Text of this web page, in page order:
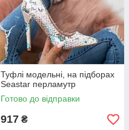
Туфлі модельні, на підборах
Seastar перламутр
Готово до відправки
917 ₴